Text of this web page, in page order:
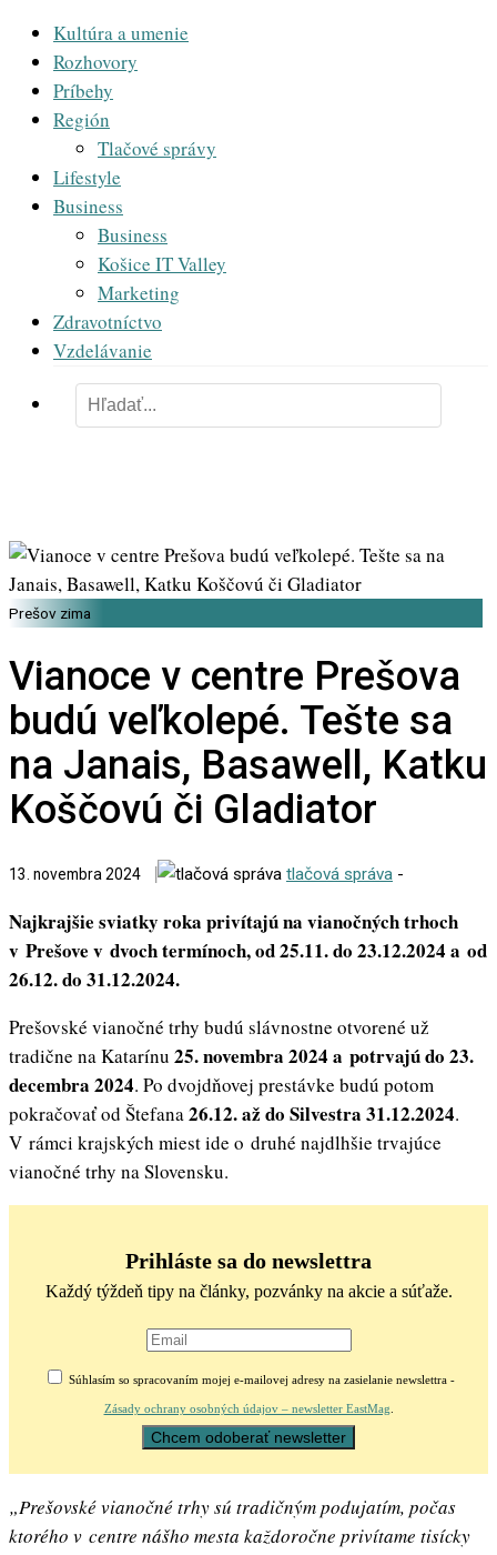
Kultúra a umenie
Rozhovory
Príbehy
Región
Tlačové správy
Lifestyle
Business
Business
Košice IT Valley
Marketing
Zdravotníctvo
Vzdelávanie
Prešov zima
Vianoce v centre Prešova
budú veľkolepé. Tešte sa
na Janais, Basawell, Katku
Koščovú či Gladiator
13. novembra 2024 tlačová správa -
Najkrajšie sviatky roka privítajú na vianočných trhoch
v Prešove v dvoch termínoch, od 25.11. do 23.12.2024 a od
26.12. do 31.12.2024.
Prešovské vianočné trhy budú slávnostne otvorené už
tradične na Katarínu 25. novembra 2024 a potrvajú do 23.
decembra 2024. Po dvojdňovej prestávke budú potom
pokračovať od Štefana26.12. až do Silvestra 31.12.2024.
V rámci krajských miest ide o druhé najdlhšie trvajúce
vianočné trhy na Slovensku.
Prihláste sa do newslettra
Každý týždeň tipy na články, pozvánky na akcie a súťaže.
Súhlasím so spracovaním mojej e-mailovej adresy na zasielanie newslettra -
Zásady ochrany osobných údajov – newsletter EastMag
„Prešovské vianočné trhy sú tradičným podujatím, počas
ktorého v centre nášho mesta každoročne privítame tisícky